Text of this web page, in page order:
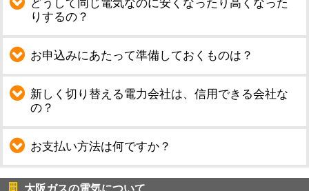
どうして同じ電気なのに安くなったり高くなった
りするの？
お申込みにあたって準備しておくものは？
新しく切り替える電力会社は、信用できる会社な
の？
お支払い方法は何ですか？
大阪ガスの電気について